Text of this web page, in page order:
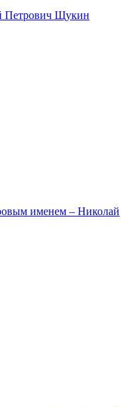
Петрович Щукин
именем – Николай